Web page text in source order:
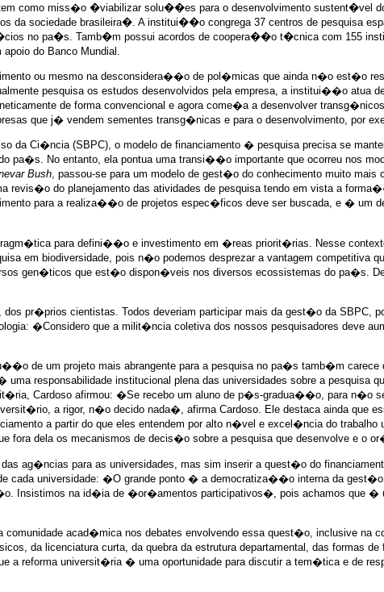
como miss�o �viabilizar solu��es para o desenvolvimento sustent�vel
da sociedade brasileira� . A institui��o congrega 37 centros de pesquisa
no pa�s. Tamb�m possui acordos de coopera��o t�cnica com 155
do Banco Mundial.
ou mesmo na desconsidera��o de pol�micas que ainda n�o est�o
pesquisa os estudos desenvolvidos pela empresa, a institui��o atua
de forma convencional e agora come�a a desenvolver
que j� vendem sementes transg�nicas e para o desenvolvimento, por
da Ci�ncia (SBPC), o modelo de financiamento � pesquisa precisa se
pa�s. No entanto, ela pontua uma transi��o importante que ocorreu nos
Bush, passou-se para um modelo de gest�o do conhecimento muito
revis�o do planejamento das atividades de pesquisa tendo em vista a
para a realiza��o de projetos espec�ficos deve ser buscada, e � um
para defini��o e investimento em �reas priorit�rias. Nesse
em biodiversidade, pois n�o podemos desprezar a vantagem
gen�ticos que est�o dispon�veis nos diversos ecossistemas do pa�s.
pr�prios cientistas. Todos deveriam participar mais da gest�o da SBPC,
�Considero que a milit�ncia coletiva dos nossos pesquisadores deve
de um projeto mais abrangente para a pesquisa no pa�s tamb�m
responsabilidade institucional plena das universidades sobre a pesquisa
Cardoso afirmou: �Se recebo um aluno de p�s-gradua��o, para n�o
a rigor, n�o decido nada�, afirma Cardoso. Ele destaca ainda que
a partir do que eles entendem por alto n�vel e excel�ncia do
dela os mecanismos de decis�o sobre a pesquisa que desenvolve e o
ag�ncias para as universidades, mas sim inserir a quest�o do
universidade: �O grande ponto � a democratiza��o interna da gest�o
Insistimos na id�ia de �or�amentos participativos�, pois achamos que
acad�mica nos debates envolvendo essa quest�o, inclusive na
da licenciatura curta, da quebra da estrutura departamental, das formas
reforma universit�ria � uma oportunidade para discutir a tem�tica e de